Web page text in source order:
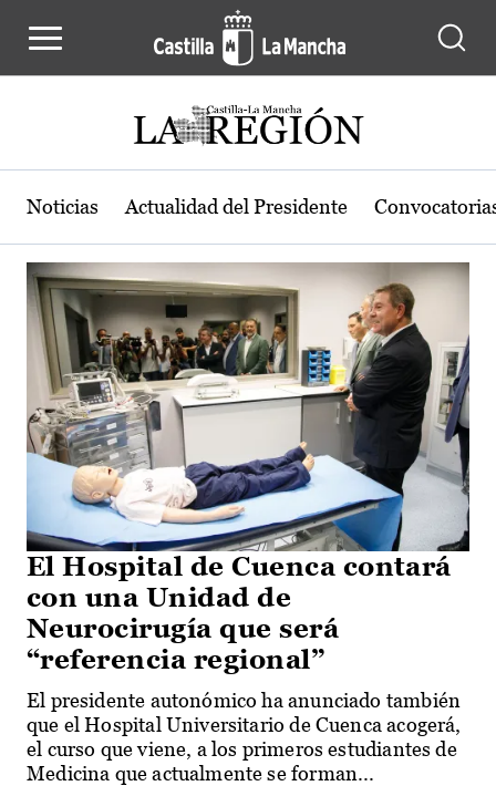
Actualidad de la región de Castilla-
Noticias Actualidad del Presidente
El Hospital de Cuenca contará
con una Unidad de
Neurocirugía que será
“referencia regional”
El presidente autonómico ha anunciado también
que el Hospital Universitario de Cuenca acogerá,
el curso que viene, a los primeros estudiantes de
Medicina que actualmente se forman...